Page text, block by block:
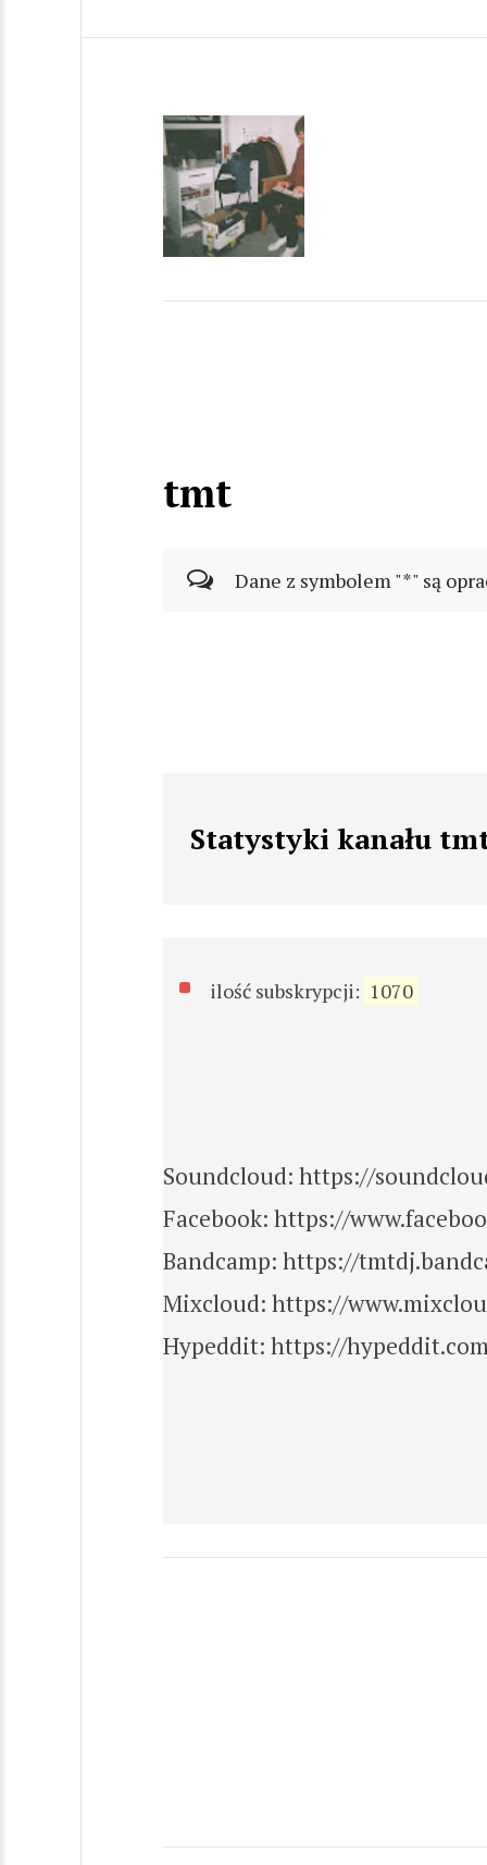
tmt
Dane z symbolem "*" są
Statystyki kanału
ilość subskrypcji: 1070
Soundcloud: https://
Facebook: https://
Bandcamp: https://
Mixcloud: https://
Hypeddit: https://